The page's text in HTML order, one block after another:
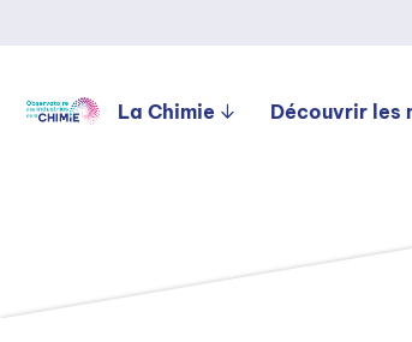
La Chimie Découvrir les